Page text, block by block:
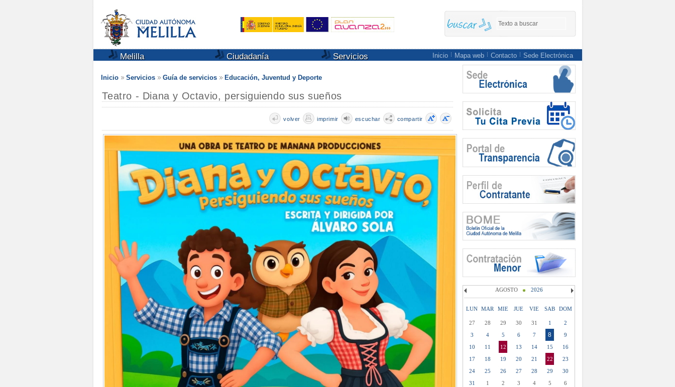
Melilla Ciudadanía Servicios Inicio Mapa web Contacto Sede Electrónica
Inicio Servicios Guía de servicios Educación, Juventud y Deporte
Teatro - Diana y Octavio, persiguiendo sus sueños
compartir
escuchar
imprimir
volver
AGOSTO 2026
LUN MAR MIE JUE VIE SAB DOM
27 28 29 30 31 1
2
3
4 5 6 7 8
9
10
11 12 13 14 15
16
17
18 19 20 21 22
23
24
25 26 27 28 29
30
31
1 2 3 4 5 6